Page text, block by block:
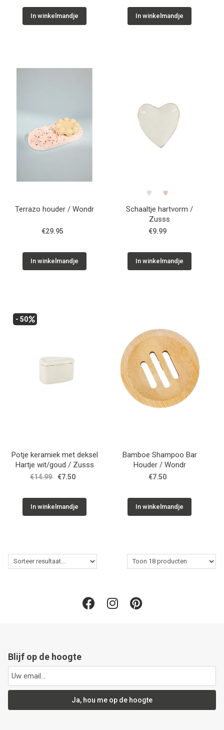
KIDS
In winkelmandje In winkelmandje
Terrazo houder / Wondr
€29.95
In winkelmandje
Schaaltje hartvorm /
Zusss
€9.99
In winkelmandje
- 50
Potje keramiek met deksel
Hartje wit/goud / Zusss
€14.99 €7.50
In winkelmandje
Bamboe Shampoo Bar
Houder / Wondr
€7.50
In winkelmandje
Blijf op de hoogte
Ja, hou me op de hoogte